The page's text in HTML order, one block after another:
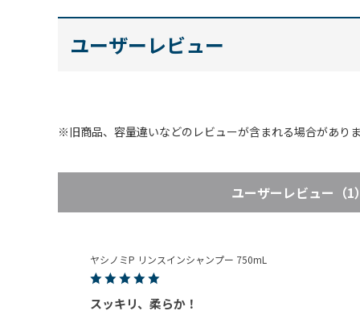
ユーザーレビュー
※旧商品、容量違いなどのレビューが含まれる場合があり
ユーザーレビュー （
表示：新しい順
ヤシノミP リンスインシャンプー 750mL
スッキリ、柔らか！